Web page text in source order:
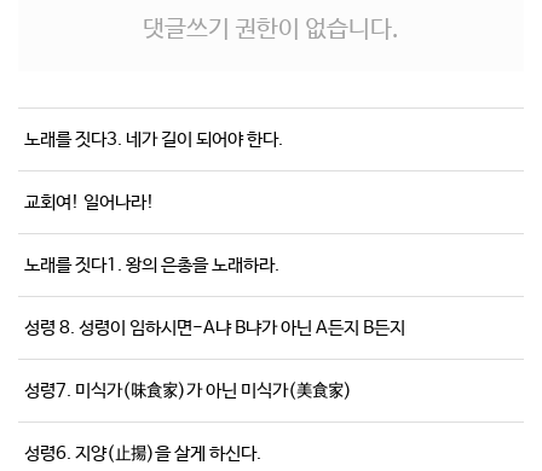
댓글쓰기 권한이 없습니다.
노래를 짓다3. 네가 길이 되어야 한다.
교회여! 일어나라!
노래를 짓다1. 왕의 은총을 노래하라.
성령 8. 성령이 임하시면-A냐 B냐가 아닌 A든지 B든지
성령7. 미식가(味食家)가 아닌 미식가(美食家)
성령6. 지양(止揚)을 살게 하신다.